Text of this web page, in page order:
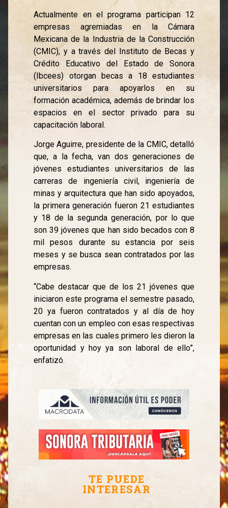
Actualmente en el programa participan 12
empresas agremiadas en la Cámara
Mexicana de la Industria de la Construcción
(CMIC), y a través del Instituto de Becas y
Crédito Educativo del Estado de Sonora
(Ibcees) otorgan becas a 18 estudiantes
universitarios para apoyarlos en su
formación académica, además de brindar los
espacios en el sector privado para su
capacitación laboral.
Jorge Aguirre, presidente de la CMIC, detalló
que, a la fecha, van dos generaciones de
jóvenes estudiantes universitarios de las
carreras de ingeniería civil, ingeniería de
minas y arquitectura que han sido apoyados,
la primera generación fueron 21 estudiantes
y 18 de la segunda generación, por lo que
son 39 jóvenes que han sido becados con 8
mil pesos durante su estancia por seis
meses y se busca sean contratados por las
empresas.
“Cabe destacar que de los 21 jóvenes que
iniciaron este programa el semestre pasado,
20 ya fueron contratados y al día de hoy
cuentan con un empleo con esas respectivas
empresas en las cuales primero les dieron la
oportunidad y hoy ya son laboral de ello”,
enfatizó.
TE PUEDE
INTERESAR